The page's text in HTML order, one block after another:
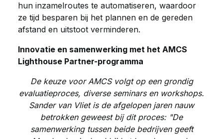
hun inzamelroutes te automatiseren, waardoor
ze tijd besparen bij het plannen en de gereden
afstand en uitstoot verminderen.
Innovatie en samenwerking met het AMCS
Lighthouse Partner-programma
De keuze voor AMCS volgt op een grondig
evaluatieproces, diverse seminars en workshops.
Sander van Vliet is de afgelopen jaren nauw
betrokken geweest bij dit proces: "De
samenwerking tussen beide bedrijven geeft